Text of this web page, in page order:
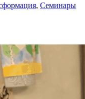
, Семинары